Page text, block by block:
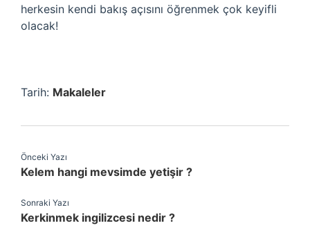
herkesin kendi bakış açısını öğrenmek çok keyifli
olacak!
Tarih: Makaleler
Önceki Yazı
Kelem hangi mevsimde yetişir ?
Sonraki Yazı
Kerkinmek ingilizcesi nedir ?